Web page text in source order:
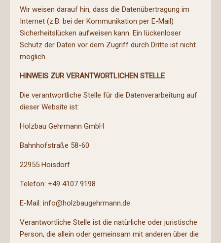
Wir weisen darauf hin, dass die Datenübertragung im
Internet (z.B. bei der Kommunikation per E-Mail)
Sicherheitslücken aufweisen kann. Ein lückenloser
Schutz der Daten vor dem Zugriff durch Dritte ist nicht
möglich.
HINWEIS ZUR VERANTWORTLICHEN STELLE
Die verantwortliche Stelle für die Datenverarbeitung auf
dieser Website ist:
Holzbau Gehrmann GmbH
Bahnhofstraße 58-60
22955 Hoisdorf
Telefon: +49 4107 9198
E-Mail: info@holzbaugehrmann.de
Verantwortliche Stelle ist die natürliche oder juristische
Person, die allein oder gemeinsam mit anderen über die